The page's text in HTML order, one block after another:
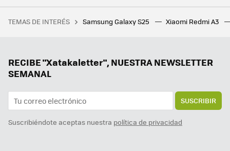
WhatsApp tiene un nueva nueva lupa escondida: dónde está y para qué sirve
Surfshark es mucho más que una VPN: también ofrece un antivirus y otras herramientas para mantener nuestros datos a salvo
TEMAS DE INTERÉS Samsung Galaxy S25 Xiaomi Redmi A3
RECIBE "Xatakaletter", NUESTRA NEWSLETTER
SEMANAL
SUSCRIBIR
Suscribiéndote aceptas nuestra política de privacidad